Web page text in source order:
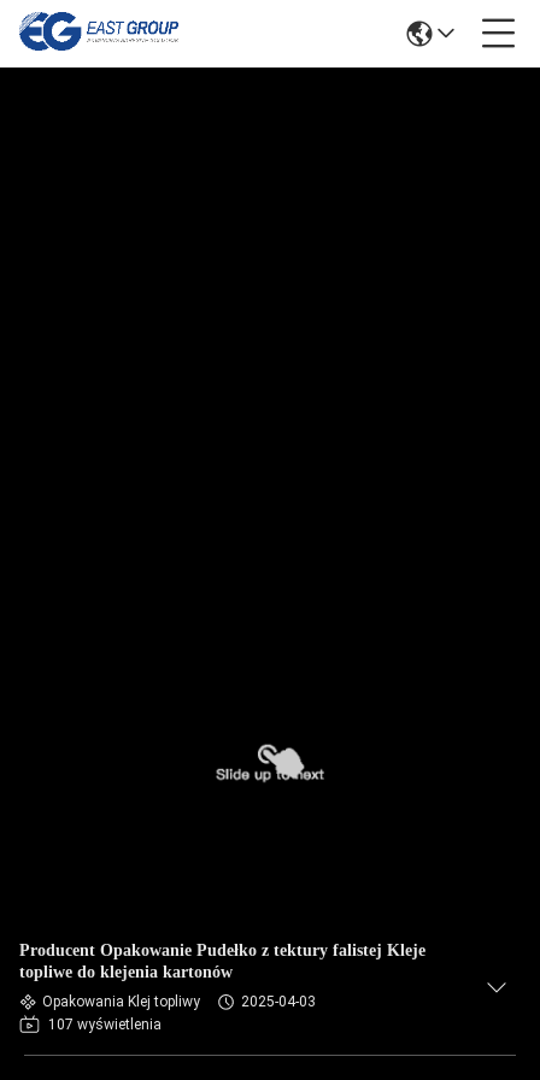
Producent Opakowanie Pudełko z tektury falistej Kleje
topliwe do klejenia kartonów
Opakowania Klej topliwy
2025-04-03
107 wyświetlenia